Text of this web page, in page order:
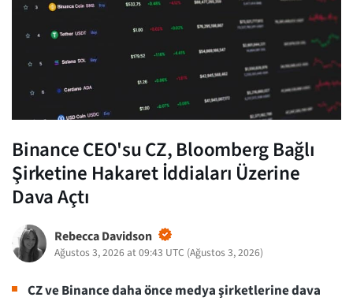
Binance CEO'su CZ, Bloomberg Bağlı
Şirketine Hakaret İddiaları Üzerine
Dava Açtı
Rebecca Davidson
Ağustos 3, 2026 at 09:43 UTC (Ağustos 3, 2026)
CZ ve Binance daha önce medya şirketlerine dava